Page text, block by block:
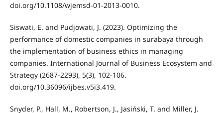
doi.org/10.1108/wjemsd-01-2013-0010.
Siswati, E. and Pudjowati, J. (2023). Optimizing the
performance of domestic companies in surabaya through
the implementation of business ethics in managing
companies. International Journal of Business Ecosystem and
Strategy (2687-2293), 5(3), 102-106.
doi.org/10.36096/ijbes.v5i3.419.
Snyder, P., Hall, M., Robertson, J., Jasiński, T. and Miller, J.